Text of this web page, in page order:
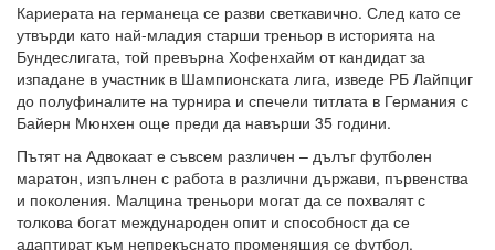
Кариерата на германеца се разви светкавично. След като се
утвърди като най-младия старши треньор в историята на
Бундеслигата, той превърна Хофенхайм от кандидат за
изпадане в участник в Шампионската лига, изведе РБ Лайпциг
до полуфиналите на турнира и спечели титлата в Германия с
Байерн Мюнхен още преди да навърши 35 години.
Пътят на Адвокаат е съвсем различен – дълъг футболен
маратон, изпълнен с работа в различни държави, първенства
и поколения. Малцина треньори могат да се похвалят с
толкова богат международен опит и способност да се
адаптират към непрекъснато променящия се футбол.